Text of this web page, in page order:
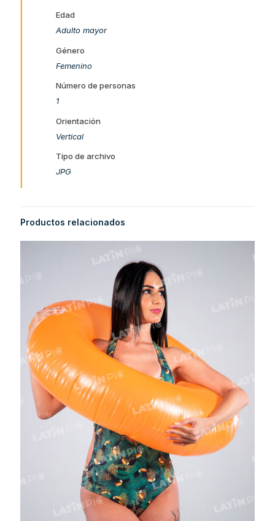
Edad
Adulto mayor
Género
Femenino
Número de personas
1
Orientación
Vertical
Tipo de archivo
JPG
Productos relacionados